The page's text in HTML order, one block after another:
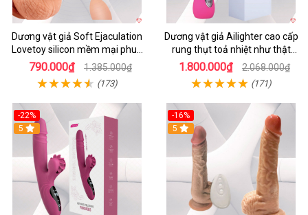
Dương vật giả Soft Ejaculation
Lovetoy silicon mềm mại phun
nước kích thích
790.000₫ 1.385.000₫
(173)
Dương vật giả Ailighter cao cấp
rung thụt toả nhiệt như thật
tăng khoái cảm
1.800.000₫ 2.068.000₫
(171)
-22%
5
-16%
5